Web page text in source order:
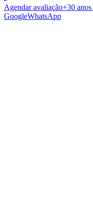
Agendar avaliação+30 anos
GoogleWhatsApp